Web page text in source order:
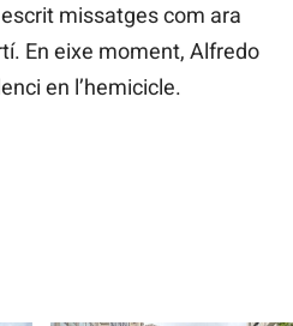
missatges com ara
En eixe moment, Alfredo
en l’hemicicle.